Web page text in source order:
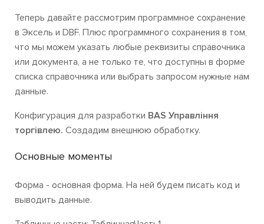
Теперь давайте рассмотрим программное сохранение
в Эксель и DBF. Плюс программного сохранения в том,
что мы можем указать любые реквизиты справочника
или документа, а не только те, что доступны в форме
списка справочника или выбрать запросом нужные нам
данные.
Конфигурация для разработки BAS Управління
торгівлею. Создадим внешнюю обработку.
Основные моменты
Форма - основная форма. На ней будем писать код и
выводить данные.